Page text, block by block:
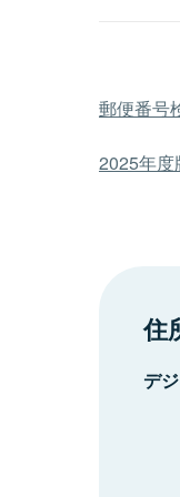
郵便番号
2025年度
住
デ